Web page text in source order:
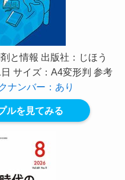
と情報 出版社：じほう
サイズ：A4変形判 参考
ナンバー：あり
ルを見てみる